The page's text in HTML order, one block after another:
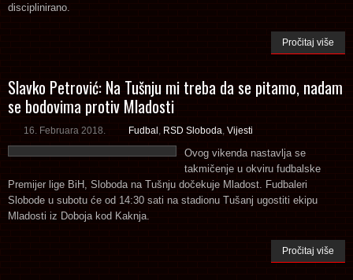
disciplinirano.
Pročitaj više
Slavko Petrović: Na Tušnju mi treba da se pitamo, nadam
se bodovima protiv Mladosti
16. Februara 2018. Fudbal RSD Sloboda Vijesti
Ovog vikenda nastavlja se
takmičenje u okviru fudbalske
Premijer lige BiH, Sloboda na Tušnju dočekuje Mladost. Fudbaleri
Slobode u subotu će od 14:30 sati na stadionu Tušanj ugostiti ekipu
Mladosti iz Doboja kod Kaknja.
Pročitaj više